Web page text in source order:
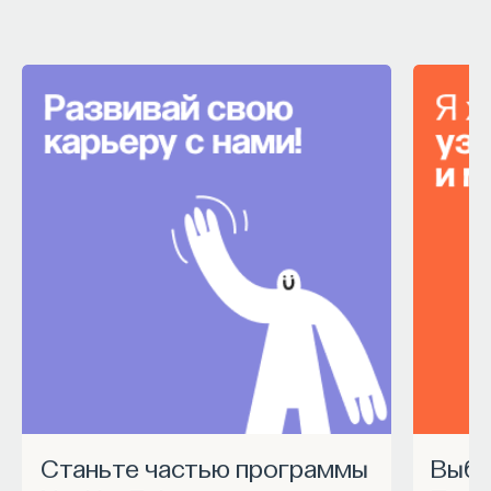
Станьте частью программы
Выбрать курс Академии
инновационных индустриях. Сервис помогает
преодолеть существующие барьеры через
обучение, карьерное сопровождение и прямые
связи с компаниями, заинтересованными
высококвалифицированных
Сервис создан для всех, кто хочет найти свой
путь в инновационных индустриях:
Учёных, инженеров и исследователей
с опытом работы в научной сфере;
Специалистов с STEM-образованием,
Тех, кто пока не имеет достаточного опыта